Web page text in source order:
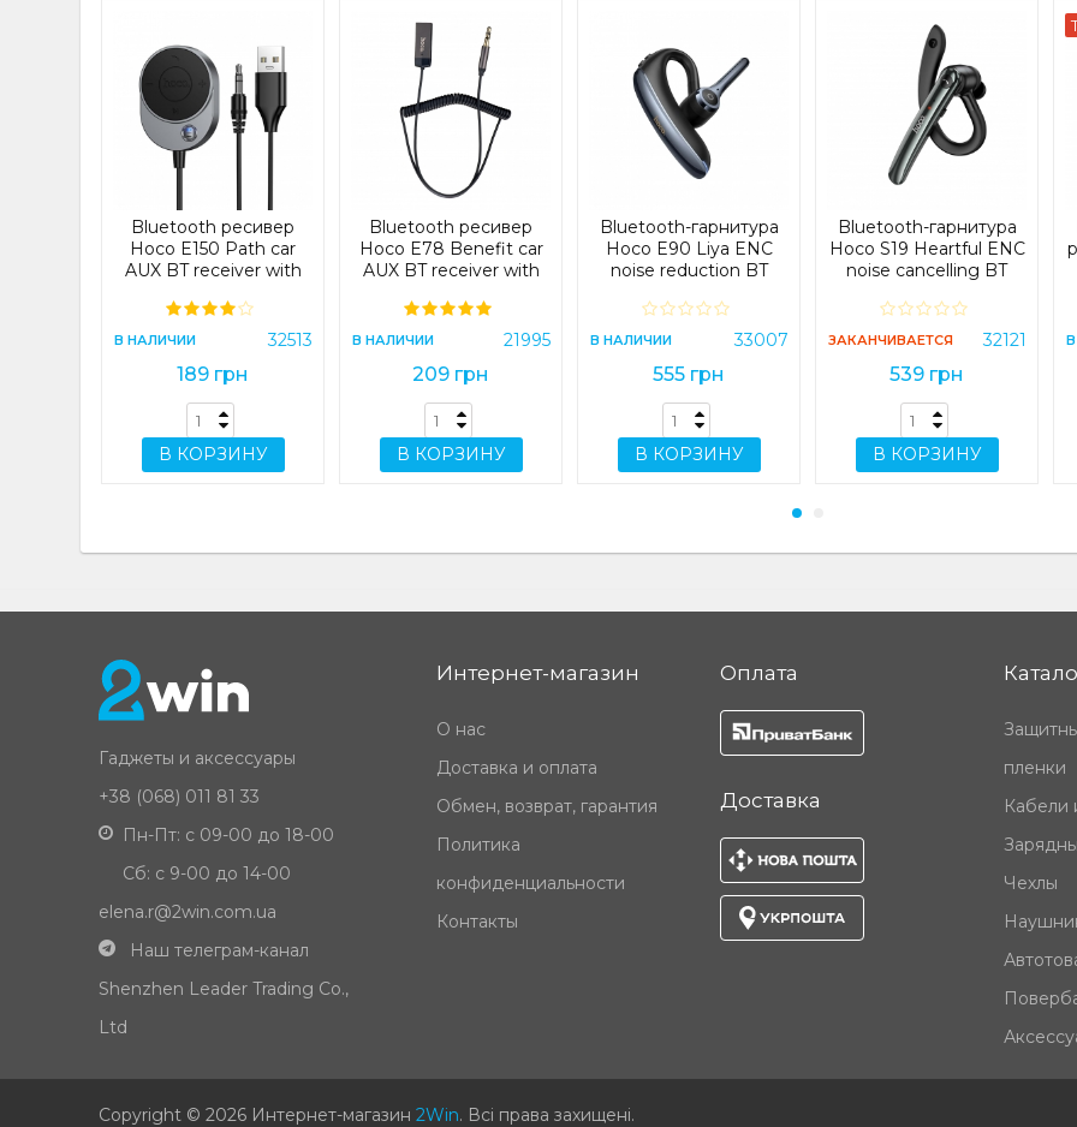
Bluetooth ресивер
Hoco E150 Path car
AUX BT receiver with
В НАЛИЧИИ 32513
189 грн
В КОРЗИНУ
Bluetooth ресивер
Hoco E78 Benefit car
AUX BT receiver with
В НАЛИЧИИ 21995
209 грн
В КОРЗИНУ
Bluetooth-гарнитура
Hoco E90 Liya ENC
noise reduction BT
В НАЛИЧИИ 33007
555 грн
В КОРЗИНУ
Bluetooth-гарнитура
Hoco S19 Heartful ENC
noise cancelling BT
ЗАКАНЧИВАЕТСЯ 32121
539 грн
В КОРЗИНУ
Гаджеты и аксессуары
+38 (068) 011 81 33
Пн-Пт: с 09-00 до 18-00
Сб: с 9-00 до 14-00
elena.r@2win.com.ua
Наш телеграм-канал
Shenzhen Leader Trading Co.,
Ltd
Интернет-магазин
О нас
Доставка и оплата
Обмен, возврат, гарантия
Политика
конфиденциальности
Контакты
Оплата
Доставка
пленки
Кабели
Чехлы
Copyright © 2026 Интернет-магазин2Win. Всі права захищені.